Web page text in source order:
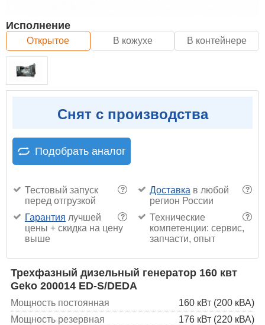
Исполнение
Открытое В кожухе В контейнере
Снят с производства
Подобрать аналог
?
Тестовый запуск
перед отгрузкой
?
Доставка в любой
регион России
?
Гарантия лучшей
цены + скидка на цену
выше
?
Технические
компетенции: сервис,
запчасти, опыт
Трехфазный дизельный генератор 160 квт
Geko 200014 ED-S/DEDA
Мощность постоянная
160 кВт (200 кВА)
Мощность резервная
176 кВт (220 кВА)